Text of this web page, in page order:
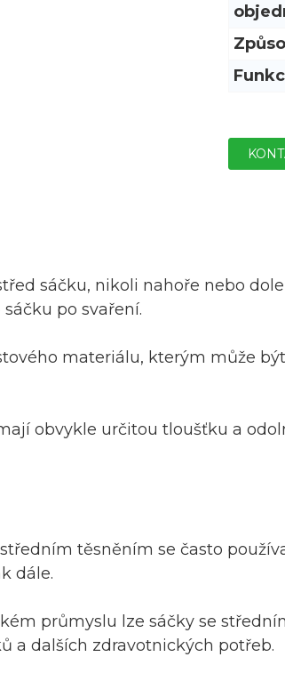
sáčku, nikoli nahoře nebo
po svaření.
materiálu, kterým může
obvykle určitou tloušťku a
těsněním se často
dále.
průmyslu lze sáčky se
a dalších zdravotnických potřeb.